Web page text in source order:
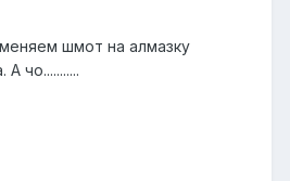
шмот на алмазку
чо...........